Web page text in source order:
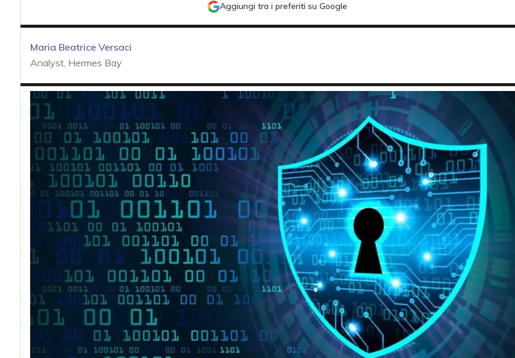
Aggiungi tra i preferiti su Google
Maria Beatrice Versaci
Analyst, Hermes Bay